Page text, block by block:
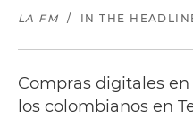
LA FM / IN THE
Compras digitales
los colombianos en